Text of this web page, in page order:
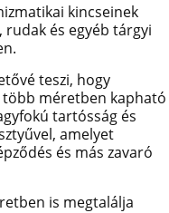
kincseinek
rudak és egyéb tárgyi
teszi, hogy
több méretben kapható
tartósság és
amelyet
és más zavaró
is megtalálja